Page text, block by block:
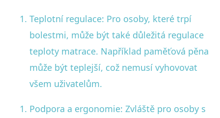
Teplotní regulace: Pro osoby, které trpí
bolestmi, může být také důležitá regulace
teploty matrace. Například paměťová pěna
může být teplejší, což nemusí vyhovovat
všem uživatelům.
Podpora a ergonomie: Zvláště pro osoby s